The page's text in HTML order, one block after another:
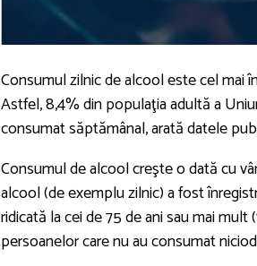
Consumul zilnic de alcool este cel mai
Astfel, 8,4% din populaţia adultă a
consumat săptămânal, arată datele
Consumul de alcool creşte o dată cu
alcool (de exemplu zilnic) a fost
ridicată la cei de 75 de ani sau mai
persoanelor care nu au consumat